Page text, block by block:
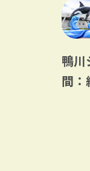
鴨川
間：